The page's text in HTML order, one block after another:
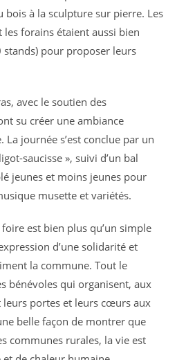
bois à la sculpture sur pierre. Les
forains étaient aussi bien
stands) pour proposer leurs
avec le soutien des
su créer une ambiance
La journée s’est conclue par un
saucisse », suivi d’un bal
jeunes et moins jeunes pour
musette et variétés.
est bien plus qu’un simple
d’une solidarité et
la commune. Tout le
bénévoles qui organisent, aux
portes et leurs cœurs aux
belle façon de montrer que
communes rurales, la vie est